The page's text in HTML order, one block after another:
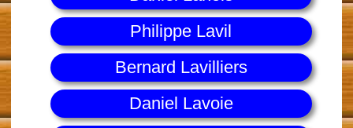
Philippe Lavil
Bernard Lavilliers
Daniel Lavoie